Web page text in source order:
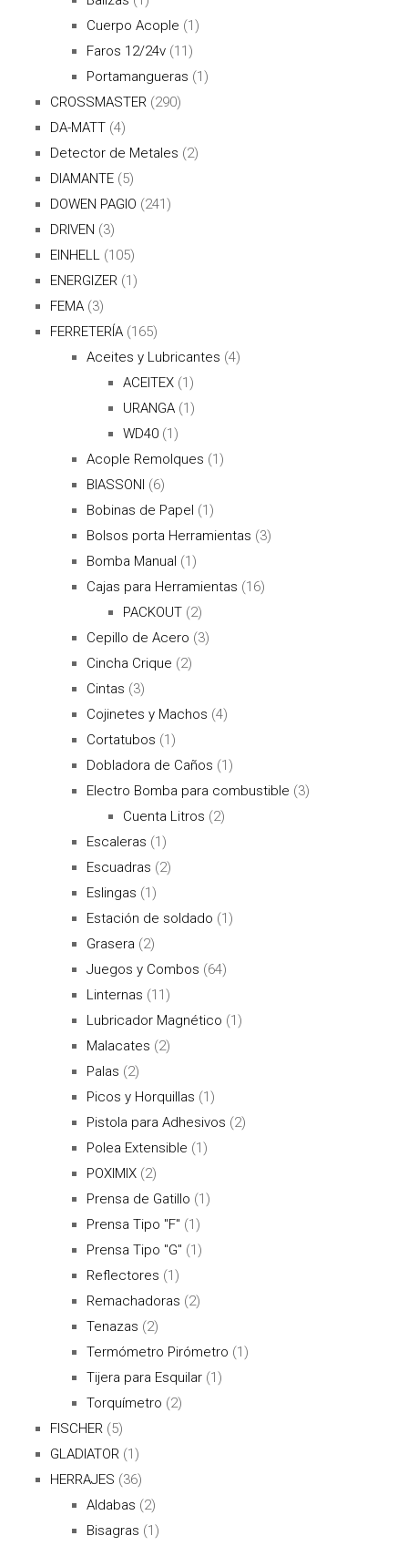
Cuerpo Acople (1)
Faros 12/24v (11)
Portamangueras (1)
CROSSMASTER (290)
DA-MATT (4)
Detector de Metales (2)
DIAMANTE (5)
DOWEN PAGIO (241)
DRIVEN (3)
EINHELL (105)
ENERGIZER (1)
FEMA (3)
FERRETERÍA (165)
Aceites y Lubricantes (4)
ACEITEX (1)
URANGA (1)
WD40 (1)
Acople Remolques (1)
BIASSONI (6)
Bobinas de Papel (1)
Bolsos porta Herramientas (3)
Bomba Manual (1)
Cajas para Herramientas (16)
PACKOUT (2)
Cepillo de Acero (3)
Cincha Crique (2)
Cintas (3)
Cojinetes y Machos (4)
Cortatubos (1)
Dobladora de Caños (1)
Electro Bomba para combustible (3)
Cuenta Litros (2)
Escaleras (1)
Escuadras (2)
Eslingas (1)
Estación de soldado (1)
Grasera (2)
Juegos y Combos (64)
Linternas (11)
Lubricador Magnético (1)
Malacates (2)
Palas (2)
Picos y Horquillas (1)
Pistola para Adhesivos (2)
Polea Extensible (1)
POXIMIX (2)
Prensa de Gatillo (1)
Prensa Tipo "F" (1)
Prensa Tipo "G" (1)
Reflectores (1)
Remachadoras (2)
Tenazas (2)
Termómetro Pirómetro (1)
Tijera para Esquilar (1)
Torquímetro (2)
FISCHER (5)
GLADIATOR (1)
HERRAJES (36)
Aldabas (2)
Bisagras (1)